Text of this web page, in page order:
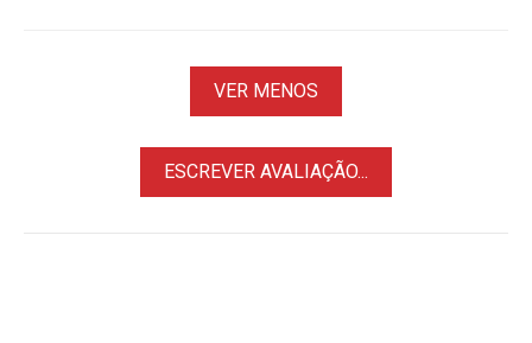
VER MENOS
ESCREVER AVALIAÇÃO...